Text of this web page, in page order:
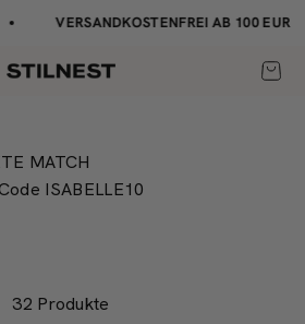
öffnen
VERSANDKOSTENFREI AB 100 EUR
Stilnest
MATCH
ISABELLE10
32 Produkte